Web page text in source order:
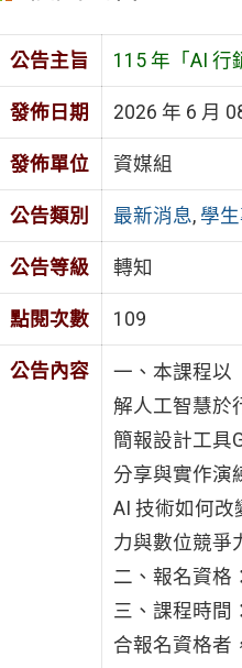
公告主旨 115 年「AI 行
發佈日期 2026 年 6 月
發佈單位 資媒組
公告類別 最新消息, 學
公告等級 轉知
點閱次數 109
公告內容
一、本課程以
解人工智慧於
簡報設計工具
分享與實作演
AI 技術如何改
力與數位競爭
二、報名資格
三、課程時間
合報名資格者